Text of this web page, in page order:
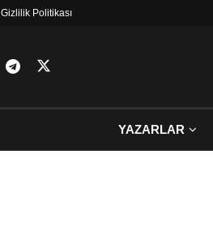
Gizlilik Politikası
YAZARLAR